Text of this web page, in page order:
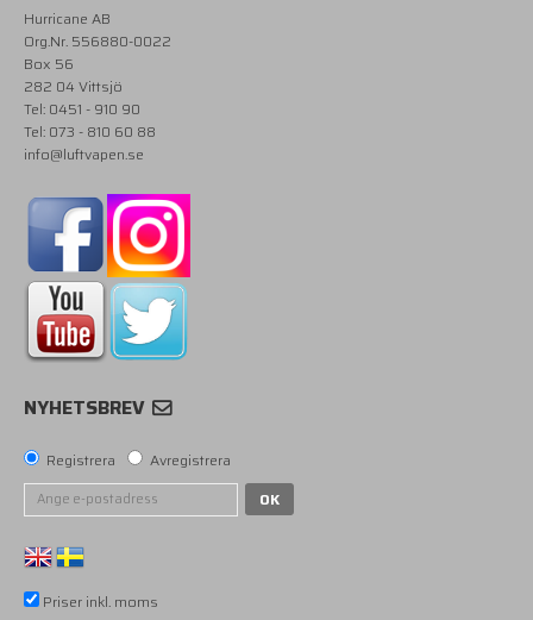
Hurricane AB
Org.Nr. 556880-0022
Box 56
282 04 Vittsjö
Tel: 0451 - 910 90
Tel: 073 - 810 60 88
info@luftvapen.se
NYHETSBREV
Registrera
Avregistrera
OK
Priser inkl. moms